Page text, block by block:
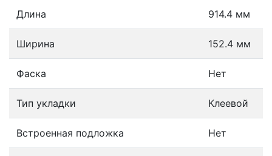
Длина 914.4 мм
Ширина 152.4 мм
Фаска Нет
Тип укладки Клеевой
Встроенная подложка Нет